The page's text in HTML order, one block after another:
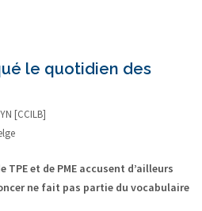
le quotidien des
YN [CCILB]
TPE et de PME accusent d’ailleurs
ne fait pas partie du vocabulaire